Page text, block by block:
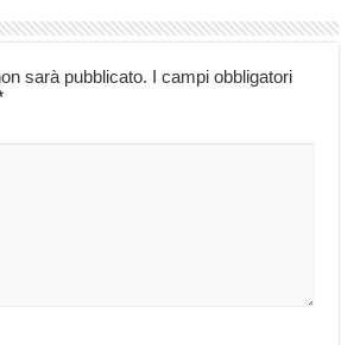
sarà pubblicato. I campi obbligatori